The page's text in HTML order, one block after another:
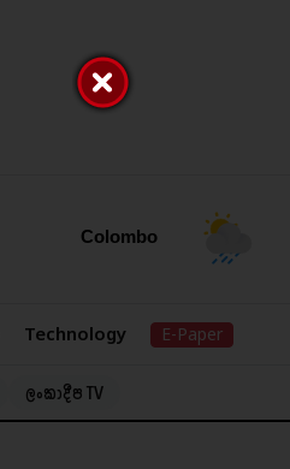
Colombo
Technology E-Paper
ලංකාදීප TV